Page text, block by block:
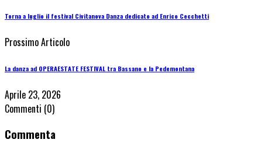
Torna a luglio il festival Civitanova Danza dedicato ad Enrico Cecchetti
Prossimo Articolo
La danza ad OPERAESTATE FESTIVAL tra Bassano e la Pedemontana
Aprile 23, 2026
Commenti (0)
Commenta